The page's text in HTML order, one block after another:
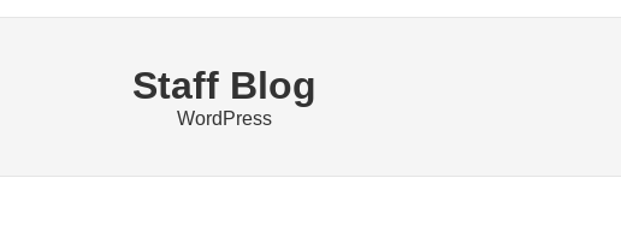
Staff Blog
WordPress